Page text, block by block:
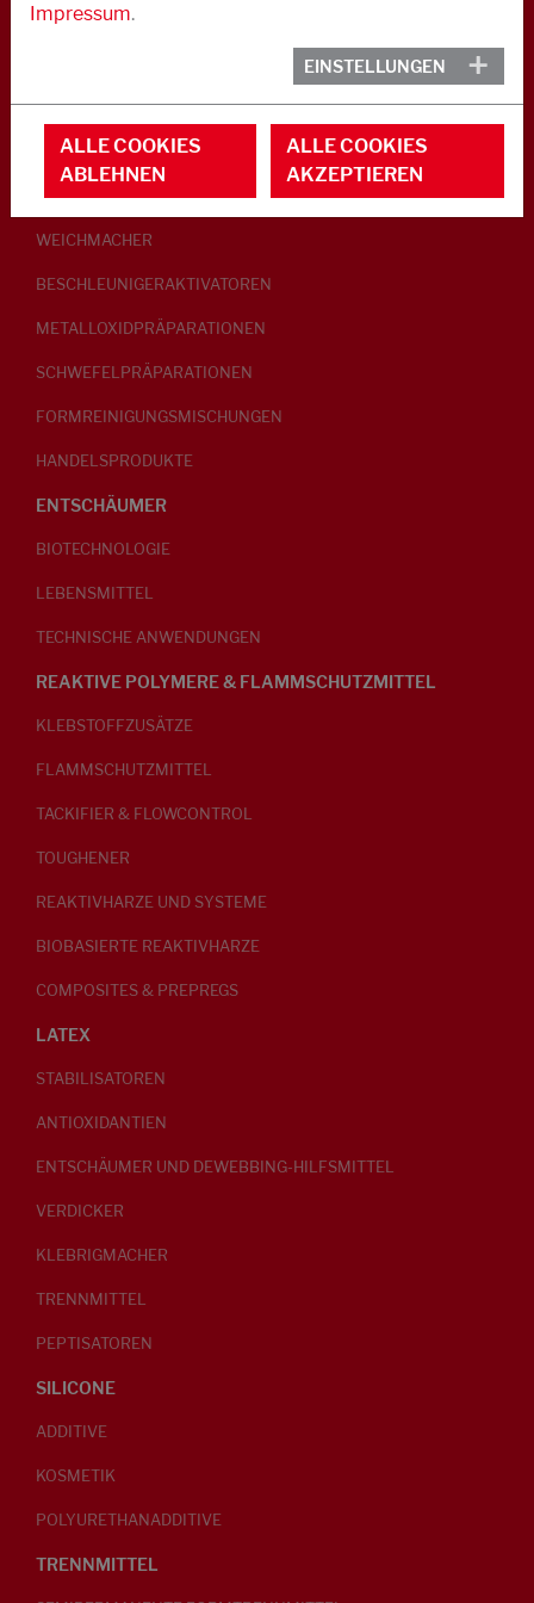
GLEITMITTEL
PEPTISATOREN
KLEBRIGMACHER / HOMOGENISATOREN
WEICHMACHER
BESCHLEUNIGERAKTIVATOREN
METALLOXIDPRÄPARATIONEN
SCHWEFELPRÄPARATIONEN
FORMREINIGUNGSMISCHUNGEN
HANDELSPRODUKTE
ENTSCHÄUMER
BIOTECHNOLOGIE
LEBENSMITTEL
TECHNISCHE ANWENDUNGEN
REAKTIVE POLYMERE & FLAMMSCHUTZMITTEL
KLEBSTOFFZUSÄTZE
FLAMMSCHUTZMITTEL
TACKIFIER & FLOWCONTROL
TOUGHENER
REAKTIVHARZE UND SYSTEME
BIOBASIERTE REAKTIVHARZE
COMPOSITES & PREPREGS
LATEX
STABILISATOREN
ANTIOXIDANTIEN
ENTSCHÄUMER UND DEWEBBING-HILFSMITTEL
VERDICKER
KLEBRIGMACHER
TRENNMITTEL
PEPTISATOREN
SILICONE
ADDITIVE
KOSMETIK
POLYURETHANADDITIVE
TRENNMITTEL
Impressum.
EINSTELLUNGEN
ALLE COOKIES
ABLEHNEN
ALLE COOKIES
AKZEPTIEREN